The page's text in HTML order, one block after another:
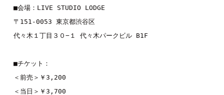
■会場：LIVE STUDIO LODGE
〒151-0053 東京都渋谷区
代々木１丁目３０−１ 代々木パークビル B1F
■チケット：
＜前売＞￥3,200
＜当日＞￥3,700